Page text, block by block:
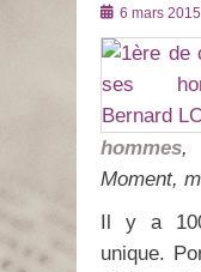
Posté
le
6 mars 2015
hommes,
Moment,
Il y a
unique.